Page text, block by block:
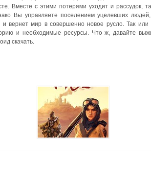
Вместе с этими потерями уходит и рассудок,
Вы управляете поселением уцелевших людей,
и вернет мир в совершенно новое русло. Так
и необходимые ресурсы. Что ж, давайте
скачать.